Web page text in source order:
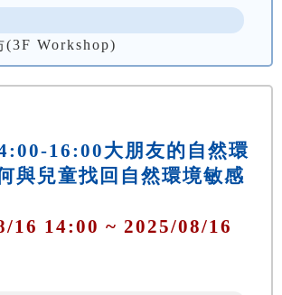
(3F Workshop)
16:00大朋友的自然環
與兒童找回自然環境敏感
16 14:00 ~ 2025/08/16